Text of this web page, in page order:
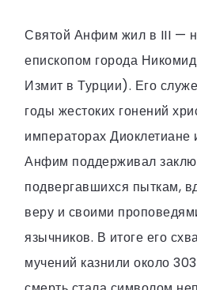
Святой Анфим жил в III —
епископом города
Измит в Турции). Его
годы жестоких гонений
императорах
Анфим поддерживал
подвергавшихся пыткам,
веру и своими
язычников. В итоге его
мучений казнили около